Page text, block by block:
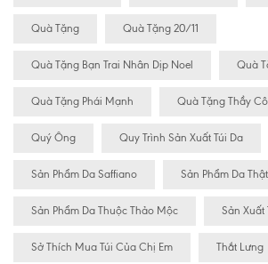
Quà Tặng Quà Tặng 20/11
Quà Tặng Bạn Trai Nhân Dịp Noel Quà
Quà Tặng Phái Mạnh Quà Tặng Thầy
Quý Ông Quy Trình Sản Xuất Túi Da
Sản Phẩm Da Saffiano Sản Phẩm Da Thật
Sản Phẩm Da Thuộc Thảo Mộc Sản Xuất
Sở Thích Mua Túi Của Chị Em Thắt Lưng